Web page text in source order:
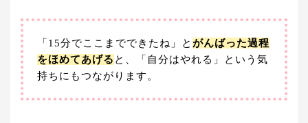
「15分でここまでできたね」と がんばった過程
をほめてあげる と、「自分はやれる」という気
持ちにもつながります。